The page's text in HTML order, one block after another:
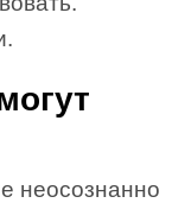
неосознанно